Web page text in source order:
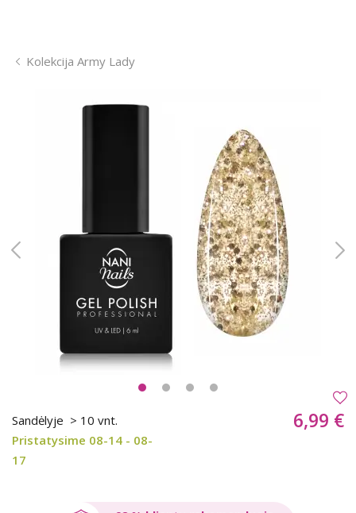
Kolekcija Army Lady
Sandėlyje > 10 vnt.
Pristatysime 08-14 - 08-
17
6,99 €